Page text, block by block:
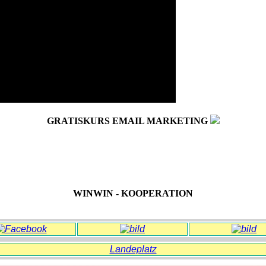
GRATISKURS EMAIL MARKETING
WINWIN - KOOPERATION
Landeplatz